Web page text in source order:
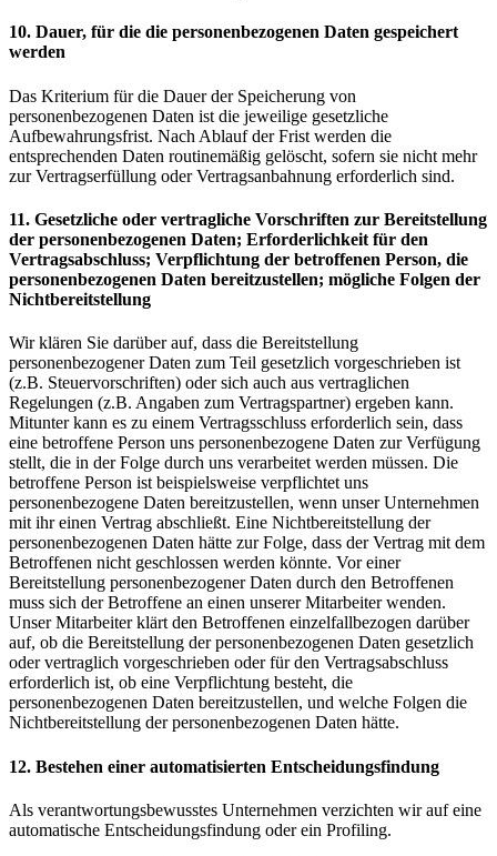
10. Dauer, für die die personenbezogenen Daten gespeichert
werden
Das Kriterium für die Dauer der Speicherung von
personenbezogenen Daten ist die jeweilige gesetzliche
Aufbewahrungsfrist. Nach Ablauf der Frist werden die
entsprechenden Daten routinemäßig gelöscht, sofern sie nicht mehr
zur Vertragserfüllung oder Vertragsanbahnung erforderlich sind.
11. Gesetzliche oder vertragliche Vorschriften zur Bereitstellung
der personenbezogenen Daten; Erforderlichkeit für den
Vertragsabschluss; Verpflichtung der betroffenen Person, die
personenbezogenen Daten bereitzustellen; mögliche Folgen der
Nichtbereitstellung
Wir klären Sie darüber auf, dass die Bereitstellung
personenbezogener Daten zum Teil gesetzlich vorgeschrieben ist
(z.B. Steuervorschriften) oder sich auch aus vertraglichen
Regelungen (z.B. Angaben zum Vertragspartner) ergeben kann.
Mitunter kann es zu einem Vertragsschluss erforderlich sein, dass
eine betroffene Person uns personenbezogene Daten zur Verfügung
stellt, die in der Folge durch uns verarbeitet werden müssen. Die
betroffene Person ist beispielsweise verpflichtet uns
personenbezogene Daten bereitzustellen, wenn unser Unternehmen
mit ihr einen Vertrag abschließt. Eine Nichtbereitstellung der
personenbezogenen Daten hätte zur Folge, dass der Vertrag mit dem
Betroffenen nicht geschlossen werden könnte. Vor einer
Bereitstellung personenbezogener Daten durch den Betroffenen
muss sich der Betroffene an einen unserer Mitarbeiter wenden.
Unser Mitarbeiter klärt den Betroffenen einzelfallbezogen darüber
auf, ob die Bereitstellung der personenbezogenen Daten gesetzlich
oder vertraglich vorgeschrieben oder für den Vertragsabschluss
erforderlich ist, ob eine Verpflichtung besteht, die
personenbezogenen Daten bereitzustellen, und welche Folgen die
Nichtbereitstellung der personenbezogenen Daten hätte.
12. Bestehen einer automatisierten Entscheidungsfindung
Als verantwortungsbewusstes Unternehmen verzichten wir auf eine
automatische Entscheidungsfindung oder ein Profiling.